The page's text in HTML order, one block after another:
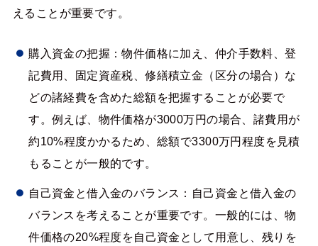
えることが重要です。
購入資金の把握：物件価格に加え、仲介手数料、登
記費用、固定資産税、修繕積立金（区分の場合）な
どの諸経費を含めた総額を把握することが必要で
す。例えば、物件価格が3000万円の場合、諸費用が
約10%程度かかるため、総額で3300万円程度を見積
もることが一般的です。
自己資金と借入金のバランス：自己資金と借入金の
バランスを考えることが重要です。一般的には、物
件価格の20%程度を自己資金として用意し、残りを